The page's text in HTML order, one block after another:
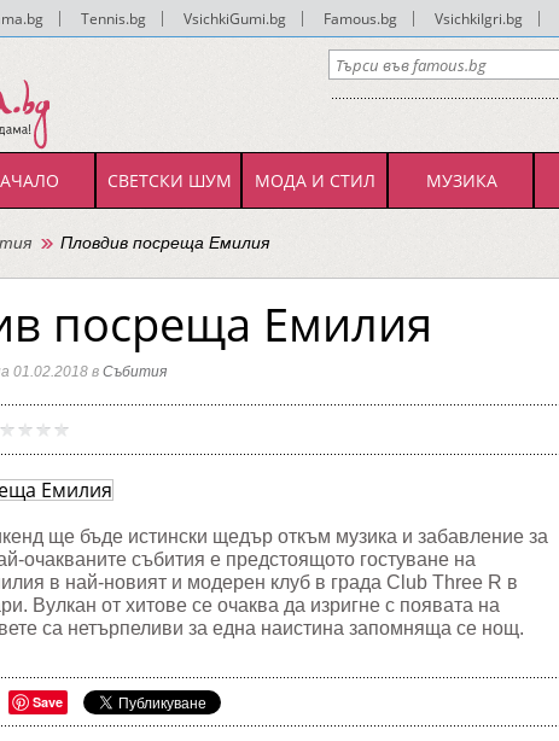
Tennis.bg VsichkiGumi.bg Famous.bg VsichkiIgri.bg
СВЕТСКИ ШУМ МОДА И СТИЛ МУЗИКА
Пловдив посреща Емилия
посреща Емилия
01.02.2018 в Събития
Емилия
ще бъде истински щедър откъм музика и забавление за
очакваните събития е предстоящото гостуване на
в най-новият и модерен клуб в града Club Three R в
Вулкан от хитове се очаква да изригне с появата на
са нетърпеливи за една наистина запомняща се нощ.
Save